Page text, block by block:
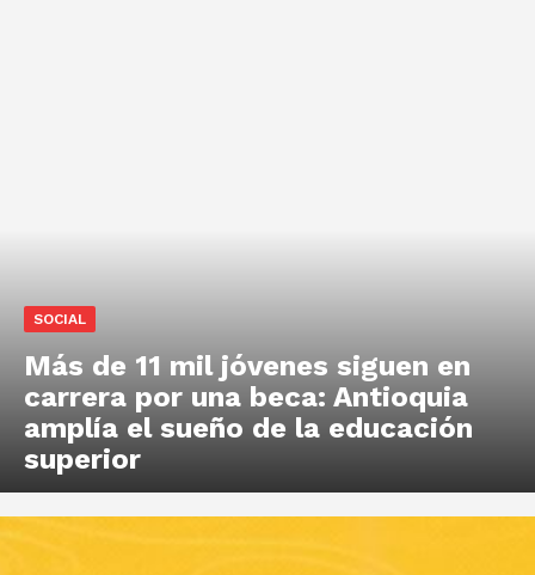
SOCIAL
Más de 11 mil jóvenes siguen en
carrera por una beca: Antioquia
amplía el sueño de la educación
superior